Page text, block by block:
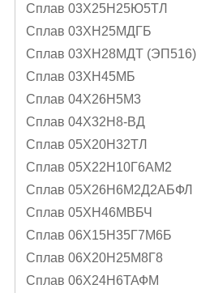
Сплав 03Х25Н25Ю5ТЛ
Сплав 03ХН25МДГБ
Сплав 03ХН28МДТ (ЭП516)
Сплав 03ХН45МБ
Сплав 04Х26Н5М3
Сплав 04Х32Н8-ВД
Сплав 05X20H32TЛ
Сплав 05Х22Н10Г6АМ2
Сплав 05Х26Н6М2Д2АБФЛ
Сплав 05ХН46МВБЧ
Сплав 06Х15Н35Г7М6Б
Сплав 06Х20Н25М8Г8
Сплав 06Х24Н6ТАФМ